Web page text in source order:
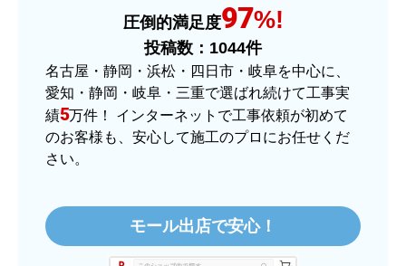
またこのショップを利用したいですか？
はい
【注文商品】ヒーター・ストーブ 【注
文時期】2025年11月頃（モバイルから）
【このショップを選んだ理由は？】
【注文からどのくらいで届きましたか？】
3日程で届きました。発送作業が早かったです。
圧倒的満足度97%!
投稿数： 1044件
名古屋・静岡・浜松・四日市・岐阜を中心に、
愛知・静岡・岐阜・三重で選ばれ続けて工事実
績5万件！ インターネットで工事依頼が初めて
のお客様も、安心して施工のプロにお任せくだ
さい。
モール出店で安心！